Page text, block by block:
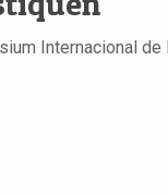
Internacional